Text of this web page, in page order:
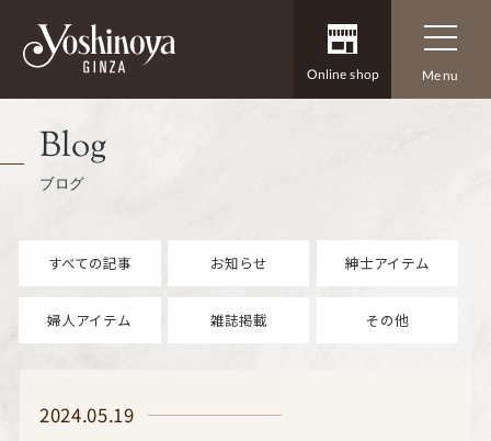
Online shop Menu
Blog
ブログ
すべての記事 お知らせ 紳士アイテム
婦人アイテム 雑誌掲載 その他
2024.05.19